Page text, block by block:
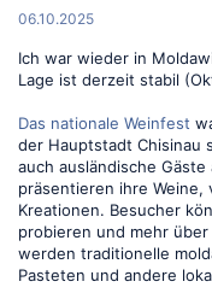
06.10.2025
Ich war wieder in
Lage ist derzeit stabil
Das nationale Weinfest
der Hauptstadt Chisinau
auch ausländische
präsentieren ihre
Kreationen. Besucher
probieren und mehr
werden traditionelle
Pasteten und andere